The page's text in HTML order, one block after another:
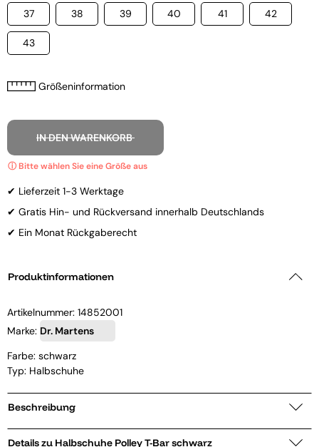
37 38 39 40 41 42
43
Größeninformation
IN DEN WARENKORB
✔ Lieferzeit 1-3 Werktage
✔ Gratis Hin- und Rückversand innerhalb Deutschlands
✔ Ein Monat Rückgaberecht
Produktinformationen
Artikelnummer: 14852001
Marke: Dr. Martens
Farbe: schwarz
Typ: Halbschuhe
Beschreibung
Details zu Halbschuhe Polley T-Bar schwarz